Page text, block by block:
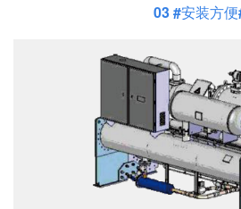
03 #安装方